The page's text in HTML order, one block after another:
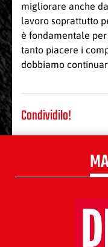
migliorare anche
lavoro soprattutto
è fondamentale
tanto piacere i
dobbiamo
Condividilo!